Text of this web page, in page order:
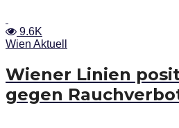
9.6K
Wien Aktuell
Wiener Linien
gegen